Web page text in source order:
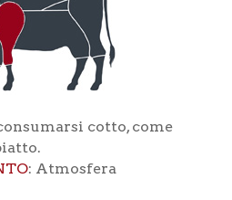
cotto, come
: Atmosfera